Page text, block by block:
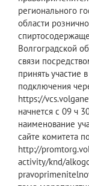
регионального
области
Волгоградской
связи
принять участие
подключения
https://
начнется с 09 ч
наименование
сайте комитета
http://
activity/knd/